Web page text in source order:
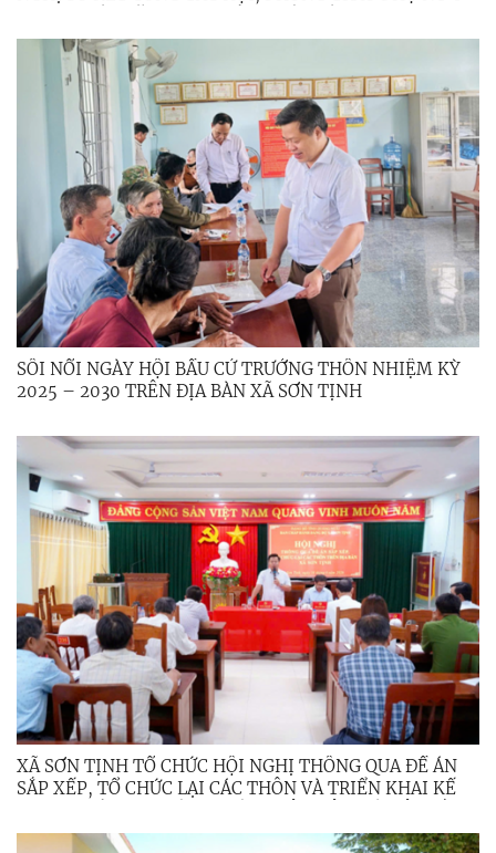
ĐOẠN 2021 – 2026
SÔI NỔI NGÀY HỘI BẦU CỬ TRƯỞNG THÔN NHIỆM KỲ
2025 – 2030 TRÊN ĐỊA BÀN XÃ SƠN TỊNH
XÃ SƠN TỊNH TỔ CHỨC HỘI NGHỊ THÔNG QUA ĐỀ ÁN
SẮP XẾP, TỔ CHỨC LẠI CÁC THÔN VÀ TRIỂN KHAI KẾ
XẾP, TỔ CHỨC LẠI CÁC THÔN TRÊN ĐỊA BÀN XÃ